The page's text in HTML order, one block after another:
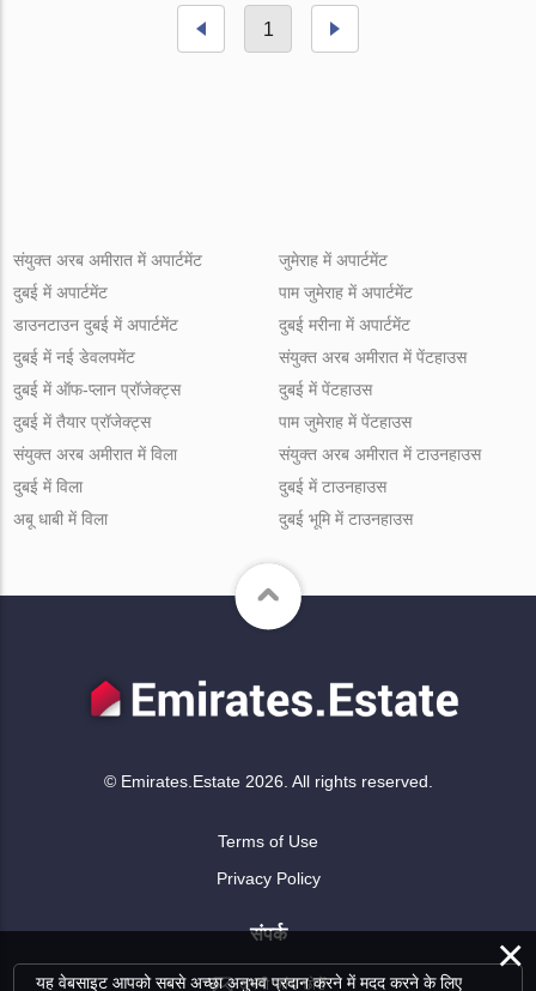
1
संयुक्त अरब अमीरात में अपार्टमेंट
दुबई में अपार्टमेंट
डाउनटाउन दुबई में अपार्टमेंट
जुमेराह में अपार्टमेंट
पाम जुमेराह में अपार्टमेंट
दुबई मरीना में अपार्टमेंट
दुबई में नई डेवलपमेंट
दुबई में ऑफ-प्लान प्रॉजेक्ट्स
दुबई में तैयार प्रॉजेक्ट्स
संयुक्त अरब अमीरात में पेंटहाउस
दुबई में पेंटहाउस
पाम जुमेराह में पेंटहाउस
संयुक्त अरब अमीरात में विला
दुबई में विला
अबू धाबी में विला
संयुक्त अरब अमीरात में टाउनहाउस
दुबई में टाउनहाउस
दुबई भूमि में टाउनहाउस
© Emirates.Estate 2026. All rights reserved.
Terms of Use
Privacy Policy
संपर्क
अपनी जांच छोड़ें
×
यह वेबसाइट आपको सबसे अच्छा अनुभव प्रदान करने में मदद करने के लिए